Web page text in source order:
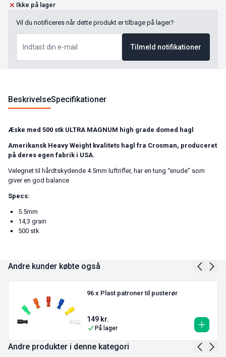
Ikke på lager
Vil du notificeres når dette produkt er tilbage på lager?
Tilmeld notifikationer
BeskrivelseSpecifikationer
Æske med 500 stk ULTRA MAGNUM high grade domed hagl
Amerikansk Heavy Weight kvalitets hagl fra Crosman, produceret
på deres egen fabrik i USA.
Velegnet til hårdtskydende 4.5mm luftrifler, har en tung “snude” som
giver en god balance
Specs:
5.5mm
14,3 grain
500 stk
Andre kunder købte også
96 x Plast patroner til pusterør
149 kr.
På lager
Andre produkter i denne kategori